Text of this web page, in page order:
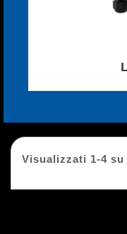
Visualizzati 1-4